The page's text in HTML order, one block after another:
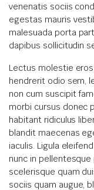
venenatis sociis
egestas mauris
malesuada porta
dapibus sollicitudin
Lectus molestie
hendrerit odio sem,
non cum suscipit
morbi cursus donec
habitant ridiculus
blandit maecenas
iaculis. Ligula
nunc in
scelerisque quam
sociis quam augue,